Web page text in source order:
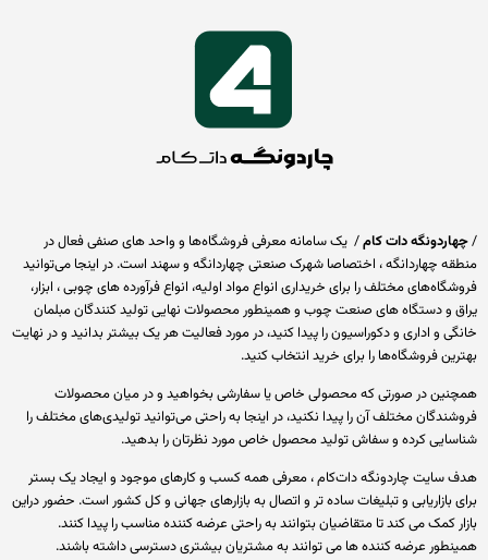
دات کام/ یک سامانه معرفی فروشگاه‌ها و واحد های صنفی فعال در
چهاردانگه ، اختصاصا شهرک صنعتی چهاردانگه و سهند است. در اینجا می‌توانید
مختلف را برای خریداری انواع مواد اولیه، انواع فرآورده های چوبی ، ابزار،
و دستگاه های صنعت چوب و همینطور محصولات نهایی تولید کنندگان مبلمان
و اداری و دکوراسیون را پیدا کنید، در مورد فعالیت هر یک بیشتر بدانید و در نهایت
فروشگاه‌ها را برای خرید انتخاب کنید.
در صورتی که محصولی خاص یا سفارشی بخواهید و در میان محصولات
مختلف آن را پیدا نکنید، در اینجا به راحتی می‌توانید تولیدی‌های مختلف را
کرده و سفاش تولید محصول خاص مورد نظرتان را بدهید.
سایت چاردونگه دات‌کام ، معرفی همه کسب و کارهای موجود و ایجاد یک بستر
بازاریابی و تبلیغات ساده تر و اتصال به بازارهای جهانی و کل کشور است. حضور دراین
کمک می کند تا متقاضیان بتوانند به راحتی عرضه کننده مناسب را پیدا کنند.
عرضه کننده ها می توانند به مشتریان بیشتری دسترسی داشته باشند.